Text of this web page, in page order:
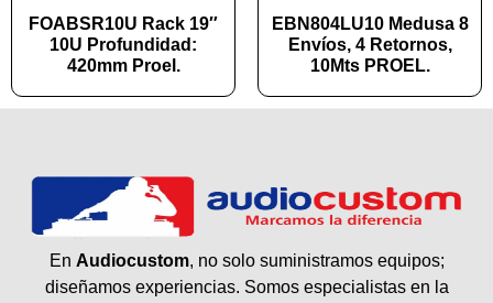
FOABSR10U Rack 19″
10U Profundidad:
420mm Proel.
EBN804LU10 Medusa 8
Envíos, 4 Retornos,
10Mts PROEL.
En Audiocustom, no solo suministramos equipos;
diseñamos experiencias. Somos especialistas en la